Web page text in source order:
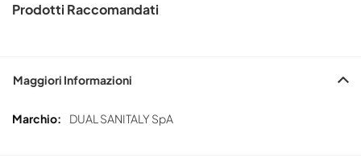
Prodotti Raccomandati
Maggiori Informazioni
Maggiori
DUAL SANITALY SpA